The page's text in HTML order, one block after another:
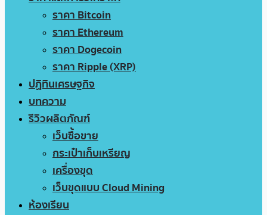
ราคา Bitcoin
ราคา Ethereum
ราคา Dogecoin
ราคา Ripple (XRP)
ปฏิทินเศรษฐกิจ
บทความ
รีวิวผลิตภัณฑ์
เว็บซื้อขาย
กระเป๋าเก็บเหรียญ
เครื่องขุด
เว็บขุดแบบ Cloud Mining
ห้องเรียน